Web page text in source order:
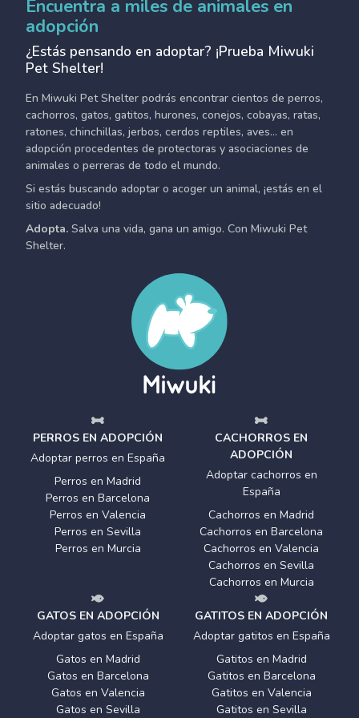
Encuentra a miles de animales en
adopción
¿Estás pensando en adoptar? ¡Prueba Miwuki
Pet Shelter!
En Miwuki Pet Shelter podrás encontrar cientos de perros,
cachorros, gatos, gatitos, hurones, conejos, cobayas, ratas,
ratones, chinchillas, jerbos, cerdos reptiles, aves... en
adopción procedentes de protectoras y asociaciones de
animales o perreras de todo el mundo.
Si estás buscando adoptar o acoger un animal, ¡estás en el
sitio adecuado!
Adopta. Salva una vida, gana un amigo. Con Miwuki Pet
Shelter.
PERROS EN ADOPCIÓN
Adoptar perros en España
Perros en Madrid
Perros en Barcelona
Perros en Valencia
Perros en Sevilla
Perros en Murcia
CACHORROS EN
ADOPCIÓN
Adoptar cachorros en
España
Cachorros en Madrid
Cachorros en Barcelona
Cachorros en Valencia
Cachorros en Sevilla
Cachorros en Murcia
GATOS EN ADOPCIÓN
Adoptar gatos en España
Gatos en Madrid
Gatos en Barcelona
Gatos en Valencia
Gatos en Sevilla
GATITOS EN ADOPCIÓN
Adoptar gatitos en España
Gatitos en Madrid
Gatitos en Barcelona
Gatitos en Valencia
Gatitos en Sevilla